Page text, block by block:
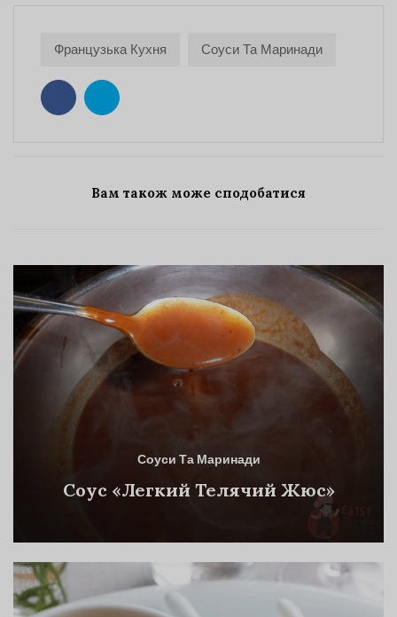
Французька Кухня Соуси Та Маринади
Вам також може сподобатися
Соуси Та Маринади
Соус «Легкий Телячий Жюс»